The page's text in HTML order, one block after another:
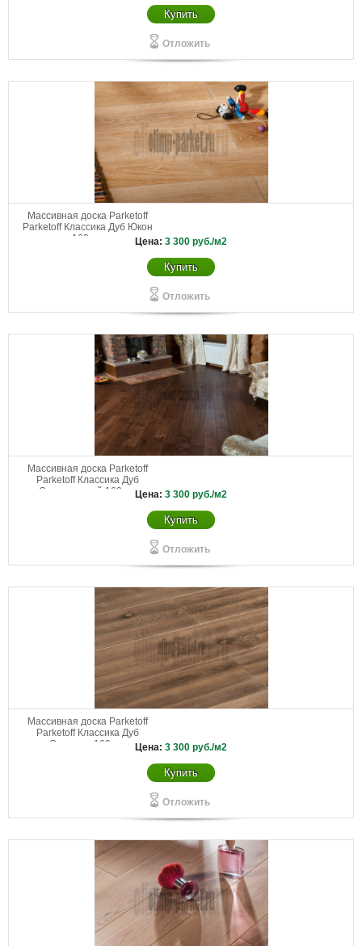
Купить
Отложить
Массивная доска Parketoff
Parketoff Классика Дуб Юкон
160 мм
Цена: 3 300 руб./м2
Купить
Отложить
Массивная доска Parketoff
Parketoff Классика Дуб
Состаренный 160 ммЦена: 3 300 руб./м2
Купить
Отложить
Массивная доска Parketoff
Parketoff Классика Дуб
Окаванго 160 мм
Цена: 3 300 руб./м2
Купить
Отложить